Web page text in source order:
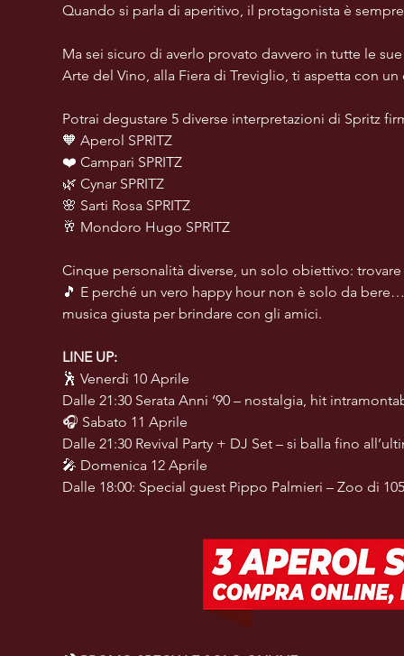
Quando si parla di aperitivo, il protagonista è sempre
Ma sei sicuro di averlo provato davvero in tutte le
Arte del Vino, alla Fiera di Treviglio, ti aspetta con
Potrai degustare 5 diverse interpretazioni di Spritz
🧡 Aperol SPRITZ
❤️ Campari SPRITZ
🌿 Cynar SPRITZ
🌸 Sarti Rosa SPRITZ
🥂 Mondoro Hugo SPRITZ
Cinque personalità diverse, un solo obiettivo:
🎵 E perché un vero happy hour non è solo da
musica giusta per brindare con gli amici.
LINE UP:
🕺 Venerdì 10 Aprile
Dalle 21:30 Serata Anni ‘90 – nostalgia, hit
🎧 Sabato 11 Aprile
Dalle 21:30 Revival Party + DJ Set – si balla fino
🎤 Domenica 12 Aprile
Dalle 18:00: Special guest Pippo Palmieri – Zoo di 105